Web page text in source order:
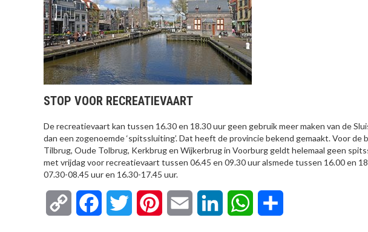
STOP VOOR RECREATIEVAART
De recreatievaart kan tussen 16.30 en 18.30 uur geen gebruik meer maken van de
dan een zogenoemde ‘spitssluiting’. Dat heeft de provincie bekend gemaakt. Voor
Tilbrug, Oude Tolbrug, Kerkbrug en Wijkerbrug in Voorburg geldt helemaal geen
met vrijdag voor recreatievaart tussen 06.45 en 09.30 uur alsmede tussen 16.00 en
07.30-08.45 uur en 16.30-17.45 uur.
Copy FacebookTwitter Pinterest Email LinkedIn WhatsApp